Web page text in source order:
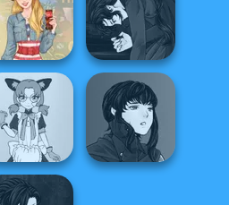
French Folklore
Bab's Back to
School Style
Cha...
Americana
Manga Creator
Vampire Hunter
P...